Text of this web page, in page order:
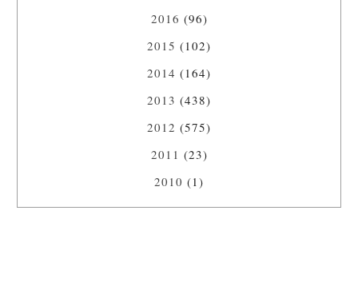
2016 (96)
2015 (102)
2014 (164)
2013 (438)
2012 (575)
2011 (23)
2010 (1)